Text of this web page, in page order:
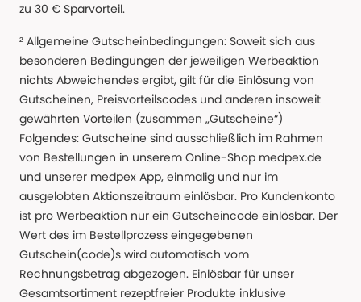
zu 30 € Sparvorteil.
² Allgemeine Gutscheinbedingungen: Soweit sich aus
besonderen Bedingungen der jeweiligen Werbeaktion
nichts Abweichendes ergibt, gilt für die Einlösung von
Gutscheinen, Preisvorteilscodes und anderen insoweit
gewährten Vorteilen (zusammen „Gutscheine“)
Folgendes: Gutscheine sind ausschließlich im Rahmen
von Bestellungen in unserem Online-Shop medpex.de
und unserer medpex App, einmalig und nur im
ausgelobten Aktionszeitraum einlösbar. Pro Kundenkonto
ist pro Werbeaktion nur ein Gutscheincode einlösbar. Der
Wert des im Bestellprozess eingegebenen
Gutschein(code)s wird automatisch vom
Rechnungsbetrag abgezogen. Einlösbar für unser
Gesamtsortiment rezeptfreier Produkte inklusive